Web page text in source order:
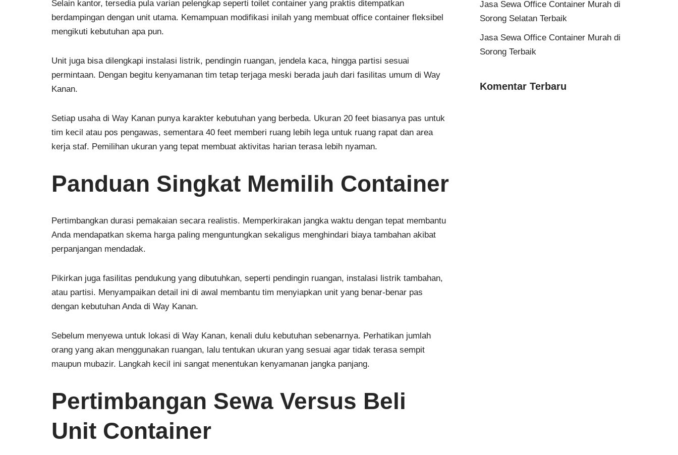
Selain kantor, tersedia pula varian pelengkap seperti toilet container yang praktis ditempatkan
berdampingan dengan unit utama. Kemampuan modifikasi inilah yang membuat office container fleksibel
mengikuti kebutuhan apa pun.
Unit juga bisa dilengkapi instalasi listrik, pendingin ruangan, jendela kaca, hingga partisi sesuai
permintaan. Dengan begitu kenyamanan tim tetap terjaga meski berada jauh dari fasilitas umum di Way
Kanan.
Setiap usaha di Way Kanan punya karakter kebutuhan yang berbeda. Ukuran 20 feet biasanya pas untuk
tim kecil atau pos pengawas, sementara 40 feet memberi ruang lebih lega untuk ruang rapat dan area
kerja staf. Pemilihan ukuran yang tepat membuat aktivitas harian terasa lebih nyaman.
Panduan Singkat Memilih Container
Pertimbangkan durasi pemakaian secara realistis. Memperkirakan jangka waktu dengan tepat membantu
Anda mendapatkan skema harga paling menguntungkan sekaligus menghindari biaya tambahan akibat
perpanjangan mendadak.
Pikirkan juga fasilitas pendukung yang dibutuhkan, seperti pendingin ruangan, instalasi listrik tambahan,
atau partisi. Menyampaikan detail ini di awal membantu tim menyiapkan unit yang benar-benar pas
dengan kebutuhan Anda di Way Kanan.
Sebelum menyewa untuk lokasi di Way Kanan, kenali dulu kebutuhan sebenarnya. Perhatikan jumlah
orang yang akan menggunakan ruangan, lalu tentukan ukuran yang sesuai agar tidak terasa sempit
maupun mubazir. Langkah kecil ini sangat menentukan kenyamanan jangka panjang.
Pertimbangan Sewa Versus Beli
Unit Container
Jasa Sewa Office Container Murah di
Sorong Selatan Terbaik
Jasa Sewa Office Container Murah di
Sorong Terbaik
Komentar Terbaru